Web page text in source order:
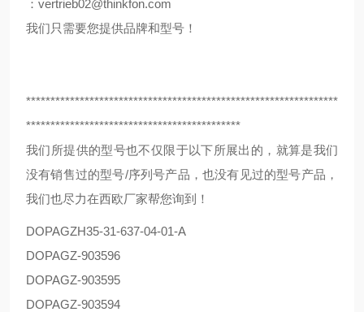
：vertrieb02@thinkfon.com
我们只需要您提供品牌和型号！
****************************************************************
********************************************
我们所提供的型号也不仅限于以下所展出的，就算是我们
没有销售过的型号/序列号产品，也没有见过的型号产品，
我们也尽力在西欧厂家帮您询到！
DOPAGZH35-31-637-04-01-A
DOPAGZ-903596
DOPAGZ-903595
DOPAGZ-903594